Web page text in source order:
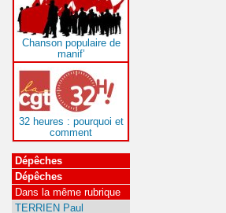
Chanson populaire de
manif’
32 heures : pourquoi et
comment
Dépêches
Dépêches
Dans la même rubrique
TERRIEN Paul